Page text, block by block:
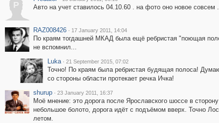
P Авто на учет ставилось 04.10.60 . на фото оно новое совсем .
RAZ008426 · 17 January 2011, 14:04
По краям тогдашней МКАД была ещё ребристая "поющая
не вспомнил...
Luka · 21 September 2015, 07:02
Точно! По краям была ребристая будящая полоса!
со стороны области протекает речка Ичка!
shurup · 23 January 2011, 16:37
Моё мнение: это дорога после Ярославского шоссе в
небольшое болото, дорога идёт с подъёмом вверх. Точно
летом.